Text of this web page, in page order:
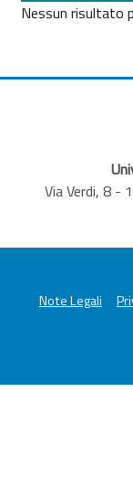
Nessun risultato
Via Verdi, 8 -
Note Legali